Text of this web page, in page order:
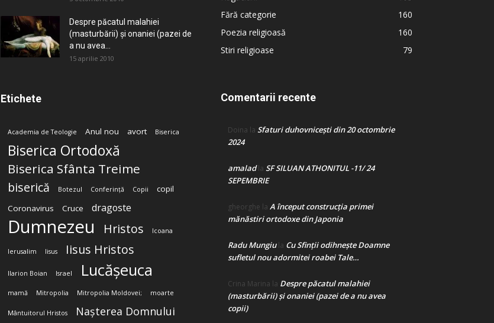
Despre păcatul malahiei
(masturbării) şi onaniei (pazei de
a nu avea...
15 aprilie 2010
Etichete
Academia de Teologie Anul nou avort Biserica
Biserica Ortodoxă
Biserica Sfânta Treime
biserică Botezul Conferință Copii
copil
Coronavirus
Cruce dragoste
Dumnezeu Hristos Icoana
Ierusalim Iisus Iisus Hristos
Ilarion Boian Israel Lucășeuca
mamă Mitropolia Mitropolia Moldovei; moarte
Mântuitorul Hristos Nașterea Domnului
Fără categorie
160
Poezia religioasă
160
Stiri religioase
79
Comentarii recente
Doina la Sfaturi duhovnicești din 20 octombrie
2024
amaladla SF SILUAN ATHONITUL -11/ 24
SEPEMBRIE
gheorghe la A început construcţia primei
mănăstiri ortodoxe din Japonia
Radu Mungiula Cu Sfinții odihnește Doamne
sufletul nou adormitei roabei Tale…
Crina Marina la Despre păcatul malahiei
(masturbării) şi onaniei (pazei de a nu avea
copii)